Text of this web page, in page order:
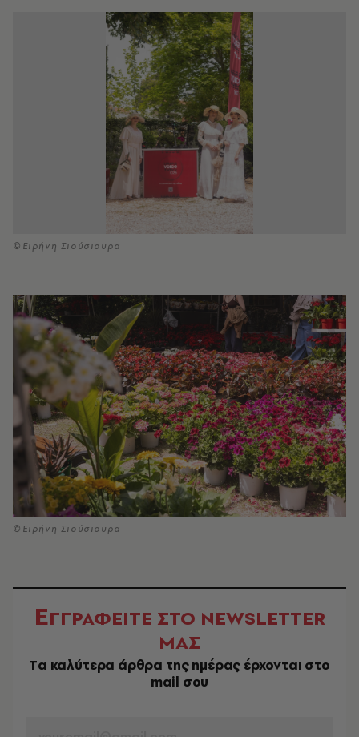
©Ειρήνη Σιούσιουρα
©Ειρήνη Σιούσιουρα
ΕΓΓΡΑΦΕΙΤΕ ΣΤΟ NEWSLETTER
ΜΑΣ
Tα καλύτερα άρθρα της ημέρας έρχονται στο
mail σου